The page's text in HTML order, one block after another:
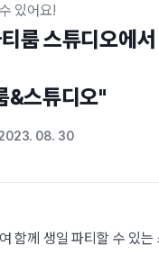
있어요!
룸 스튜디오에서
&스튜디오"
08. 30
함께 생일 파티할 수 있는